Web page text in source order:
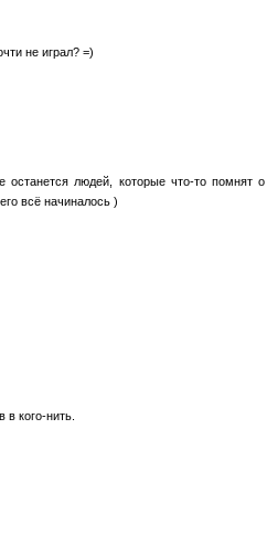
не играл? =)
людей, которые что-то помнят о
всё начиналось )
кого-нить.